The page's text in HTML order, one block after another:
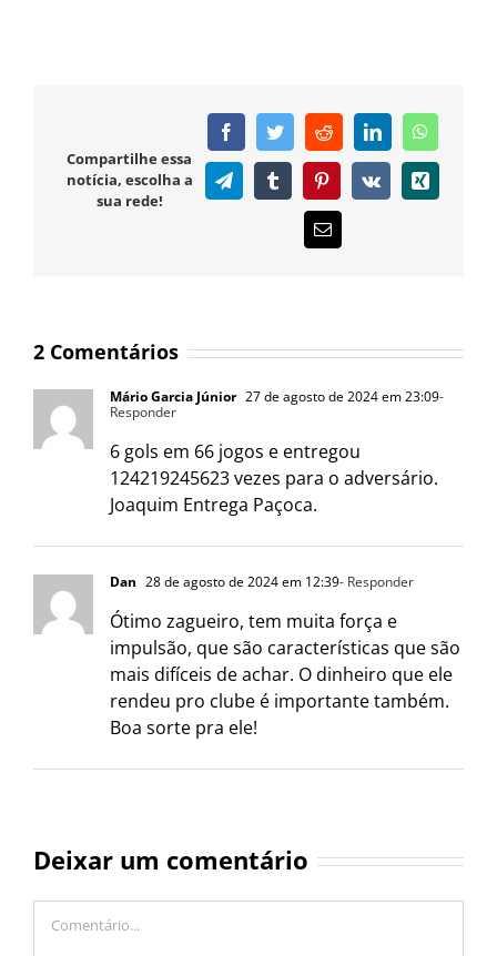
Compartilhe essa
notícia, escolha a
sua rede!
FacebookTwitterRedditLinkedIn
TelegramTumblr PinterestVk Xing
E-
mail
2 Comentários
Mário Garcia Júnior 27 de agosto de 2024 em 23:09-
Responder
6 gols em 66 jogos e entregou
124219245623 vezes para o adversário.
Joaquim Entrega Paçoca.
Dan 28 de agosto de 2024 em 12:39- Responder
Ótimo zagueiro, tem muita força e
impulsão, que são características que são
mais difíceis de achar. O dinheiro que ele
rendeu pro clube é importante também.
Boa sorte pra ele!
Deixar um comentário